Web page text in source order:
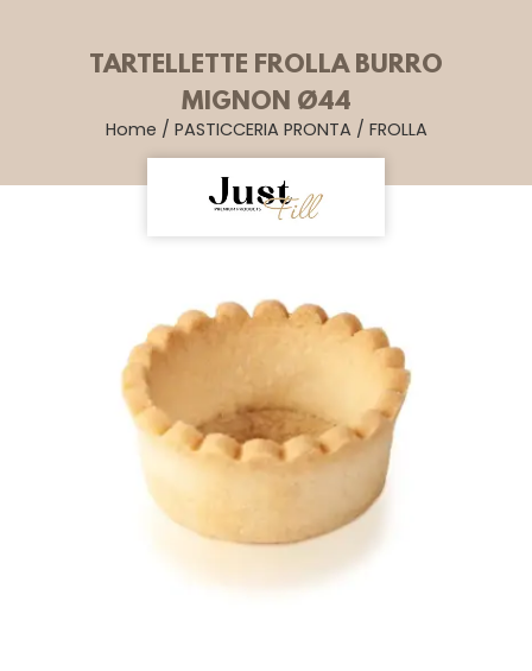
TARTELLETTE FROLLA BURRO
MIGNON Ø44
Home / PASTICCERIA PRONTA / FROLLA